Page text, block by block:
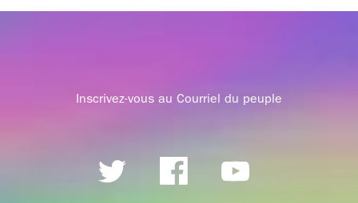
Inscrivez-vous au Courriel du peuple